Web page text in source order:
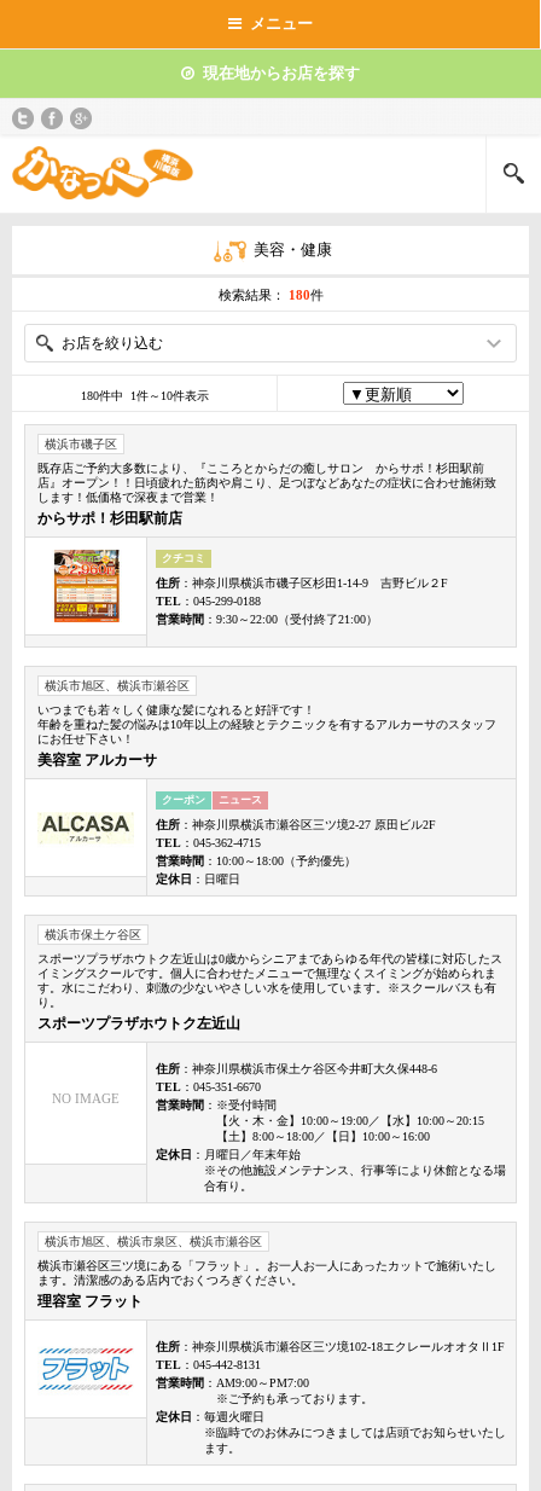
メニュー
現在地からお店を探す
美容・健康
検索結果： 180件
お店を絞り込む
180件中 1件～10件表示
横浜市磯子区
既存店ご予約大多数により、『こころとからだの癒しサロン からサポ！杉田駅前
店』オープン！！日頃疲れた筋肉や肩こり、足つぼなどあなたの症状に合わせ施術致
します！低価格で深夜まで営業！
からサポ！杉田駅前店
クチコミ
住所 ：神奈川県横浜市磯子区杉田1-14-9 吉野ビル２F
TEL ：045-299-0188
営業時間 ：9:30～22:00（受付終了21:00）
横浜市旭区、横浜市瀬谷区
いつまでも若々しく健康な髪になれると好評です！
年齢を重ねた髪の悩みは10年以上の経験とテクニックを有するアルカーサのスタッフ
にお任せ下さい！
美容室 アルカーサ
クーポン ニュース
住所 ：神奈川県横浜市瀬谷区三ツ境2-27 原田ビル2F
TEL ：045-362-4715
営業時間 ：10:00～18:00（予約優先）
定休日 ：日曜日
横浜市保土ケ谷区
スポーツプラザホウトク左近山は0歳からシニアまであらゆる年代の皆様に対応したス
イミングスクールです。個人に合わせたメニューで無理なくスイミングが始められま
す。水にこだわり、刺激の少ないやさしい水を使用しています。※スクールバスも有
り。
スポーツプラザホウトク左近山
NO IMAGE
住所 ：神奈川県横浜市保土ケ谷区今井町大久保448-6
TEL ：045-351-6670
営業時間 ：※受付時間
【火・木・金】10:00～19:00／【水】10:00～20:15
【土】8:00～18:00／【日】10:00～16:00
定休日 ：月曜日／年末年始
※その他施設メンテナンス、行事等により休館となる場
合有り。
横浜市旭区、横浜市泉区、横浜市瀬谷区
横浜市瀬谷区三ツ境にある「フラット」。お一人お一人にあったカットで施術いたし
ます。清潔感のある店内でおくつろぎください。
理容室 フラット
住所 ：神奈川県横浜市瀬谷区三ツ境102-18エクレールオオタⅡ1F
TEL ：045-442-8131
営業時間 ：AM9:00～PM7:00
※ご予約も承っております。
定休日 ：毎週火曜日
※臨時でのお休みにつきましては店頭でお知らせいたし
ます。